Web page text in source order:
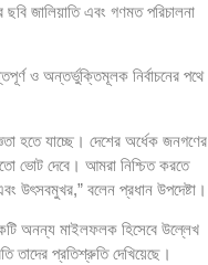
জালিয়াতি এবং গণমত পরিচালনা
ও অন্তর্ভুক্তিমূলক নির্বাচনের পথে
হতে যাচ্ছে। দেশের অর্ধেক জনগণের
ভোট দেবে। আমরা নিশ্চিত করতে
উৎসবমুখর,” বলেন প্রধান উপদেষ্টা।
অনন্য মাইলফলক হিসেবে উল্লেখ
প্রতিশ্রুতি দেখিয়েছে।